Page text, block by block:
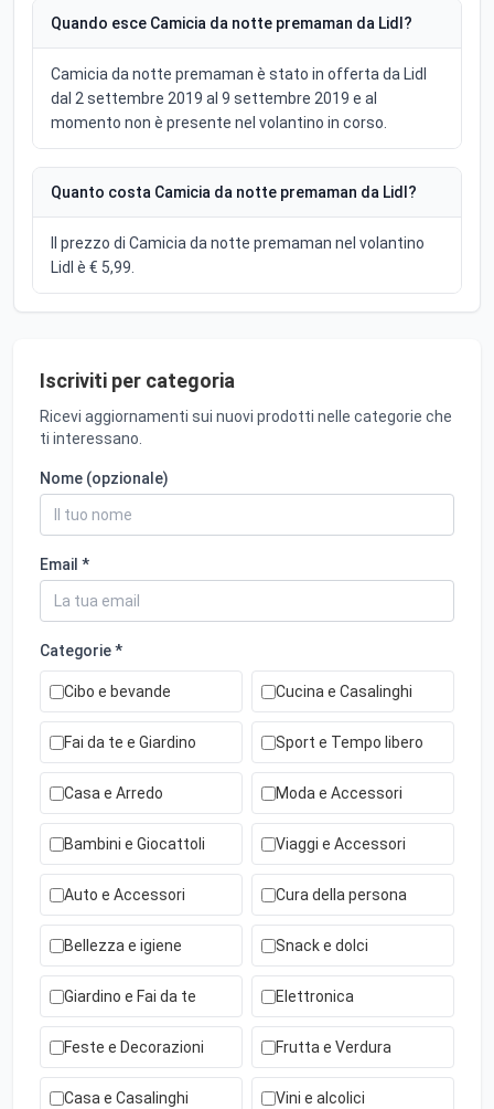
Quando esce Camicia da notte premaman da Lidl?
Camicia da notte premaman è stato in offerta da Lidl
dal 2 settembre 2019 al 9 settembre 2019 e al
momento non è presente nel volantino in corso.
Quanto costa Camicia da notte premaman da Lidl?
Il prezzo di Camicia da notte premaman nel volantino
Lidl è € 5,99.
Iscriviti per categoria
Ricevi aggiornamenti sui nuovi prodotti nelle categorie che
ti interessano.
Nome (opzionale)
Email *
Categorie *
Cibo e bevande Cucina e Casalinghi
Fai da te e Giardino Sport e Tempo libero
Casa e Arredo Moda e Accessori
Bambini e Giocattoli Viaggi e Accessori
Auto e Accessori Cura della persona
Bellezza e igiene Snack e dolci
Giardino e Fai da te Elettronica
Feste e Decorazioni Frutta e Verdura
Casa e Casalinghi Vini e alcolici